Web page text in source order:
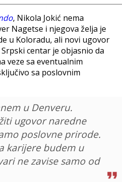
, Nikola Jokić nema
Nagetse i njegova želja je
u Koloradu, ali novi ugovor
centar je objasnio da
veze sa eventualnim
sa poslovnim
u Denveru.
ugovor naredne
poslovne prirode.
karijere budem u
ne zavise samo od